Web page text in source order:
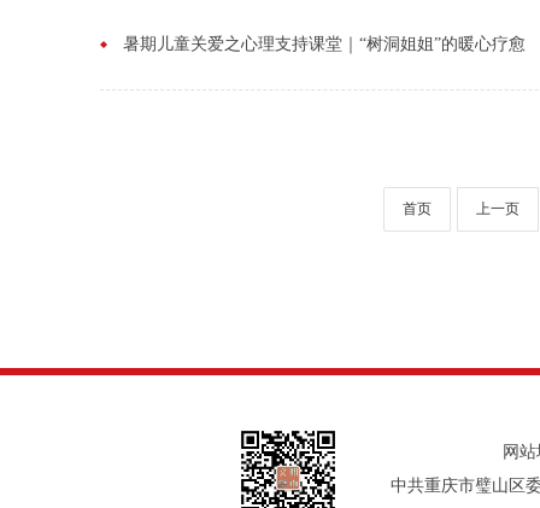
暑期儿童关爱之心理支持课堂｜“树洞姐姐”的暖心疗愈
首页 上一页
网
中共重庆市璧山区